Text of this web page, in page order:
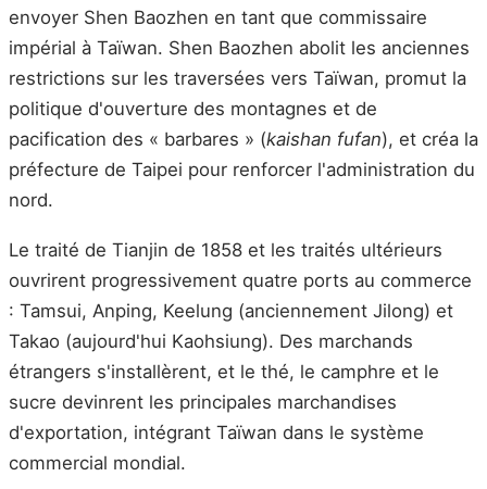
envoyer Shen Baozhen en tant que commissaire
impérial à Taïwan. Shen Baozhen abolit les anciennes
restrictions sur les traversées vers Taïwan, promut la
politique d'ouverture des montagnes et de
pacification des « barbares » (kaishan fufan), et créa la
préfecture de Taipei pour renforcer l'administration du
nord.
Le traité de Tianjin de 1858 et les traités ultérieurs
ouvrirent progressivement quatre ports au commerce
: Tamsui, Anping, Keelung (anciennement Jilong) et
Takao (aujourd'hui Kaohsiung). Des marchands
étrangers s'installèrent, et le thé, le camphre et le
sucre devinrent les principales marchandises
d'exportation, intégrant Taïwan dans le système
commercial mondial.